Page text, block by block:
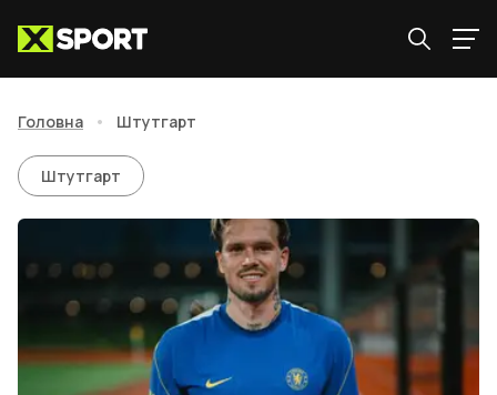
Головна • Штутгарт
Штутгарт
Штутгарт